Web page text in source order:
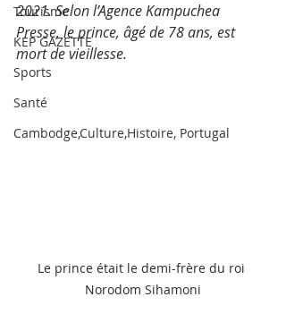
Tourisme
KEP GAZETTE
Sports
Santé
Cambodge,Culture,Histoire, Portugal
2021. Selon l’Agence Kampuchea
Presse, le prince, âgé de 78 ans, est
mort de vieillesse.
Le prince était le demi-frère du roi
Norodom Sihamoni